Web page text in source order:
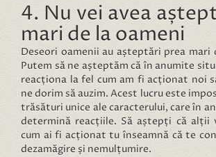
4. Nu vei avea
mari de la oameni
Deseori oamenii au așteptări prea mari
Putem să ne așteptăm că în anumite
reacționa la fel cum am fi acționat noi
ne dorim să auzim. Acest lucru este
trăsături unice ale caracterului, care în
determină reacțiile. Să aștepți că alții
cum ai fi acționat tu înseamnă că te
dezamăgire și nemulțumire.